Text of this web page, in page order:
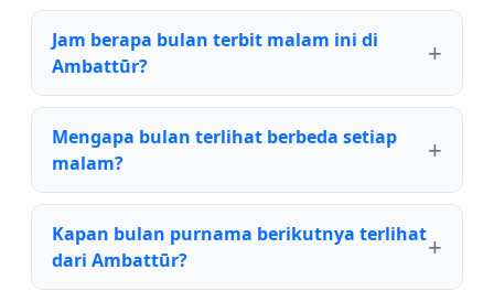
Jam berapa bulan terbit malam ini di
Ambattūr?
Mengapa bulan terlihat berbeda setiap
malam?
Kapan bulan purnama berikutnya terlihat
dari Ambattūr?